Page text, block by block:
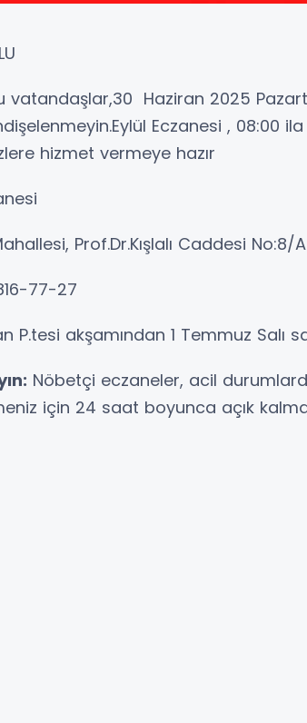
vatandaşlar,30 Haziran 2025
Eczanesi , 08:00
hizmet vermeye hazır
Prof.Dr.Kışlalı Caddesi
77-27
P.tesi akşamından 1 Temmuz Salı
Nöbetçi eczaneler, acil
için 24 saat boyunca açık